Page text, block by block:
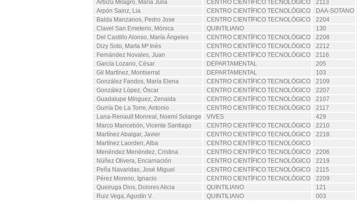
Arbizu Milagro, María Julia CENTRO CIENTÍFICO TECNOLÓGICO 2113
Arpón Sainz, Lia
CENTRO CIENTÍFICO TECNOLÓGICO DAA-SOTANO
Balda Manzanos, Pedro Jose
CENTRO CIENTÍFICO TECNOLÓGICO 2204
Clavel San Emeterio, Mónica
QUINTILIANO 130
Del Castillo Alonso, María Ángeles
CENTRO CIENTÍFICO TECNOLÓGICO 2208
Dizy Soto, Marta Mª Inés
CENTRO CIENTÍFICO TECNOLÓGICO 2212
Fernández Novales, Juan
CENTRO CIENTÍFICO TECNOLÓGICO 2116
García Lozano, César
DEPARTAMENTAL 205
Gil Martínez, Montserrat
DEPARTAMENTAL 103
González Fandos, María Elena
CENTRO CIENTÍFICO TECNOLÓGICO 2109
González López, Óscar
CENTRO CIENTÍFICO TECNOLÓGICO 2207
Guadalupe Mínguez, Zenaida
CENTRO CIENTÍFICO TECNOLÓGICO 2107
Gurría De La Torre, Antonio
CENTRO CIENTÍFICO TECNOLÓGICO 2117
Lana-Renault Monreal, Noemí Solange
VIVES 429
Marco Mancebón, Vicente Santiago
CENTRO CIENTÍFICO TECNOLÓGICO 2210
Martínez Abaigar, Javier
CENTRO CIENTÍFICO TECNOLÓGICO 2218
Martínez Laorden, Alba
CENTRO CIENTÍFICO TECNOLÓGICO
Menéndez Menéndez, Cristina
CENTRO CIENTÍFICO TECNOLÓGICO 2206
Núñez Olivera, Encarnación
CENTRO CIENTÍFICO TECNOLÓGICO 2219
Peña Navaridas, José Miguel
CENTRO CIENTÍFICO TECNOLÓGICO 2115
Pérez Moreno, Ignacio
CENTRO CIENTÍFICO TECNOLÓGICO 2209
Queiruga Dios, Dolores Alicia
QUINTILIANO 121
Ruiz Vega, Agustín V.
QUINTILIANO 003